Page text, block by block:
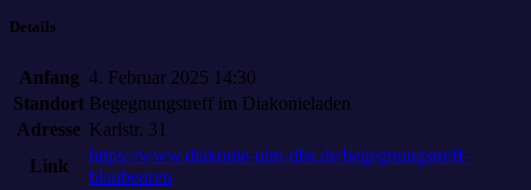
Details
Anfang 4. Februar 2025 14:30
Standort Begegnungstreff im Diakonieladen
Adresse Karlstr. 31
Link
https://www.diakonie-ulm-dbs.de/begegnungstreff-
blaubeuren